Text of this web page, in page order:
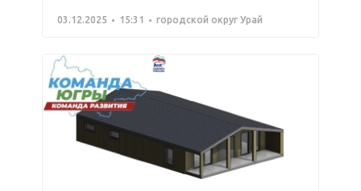
03.12.2025 15:31 городской округ Урай